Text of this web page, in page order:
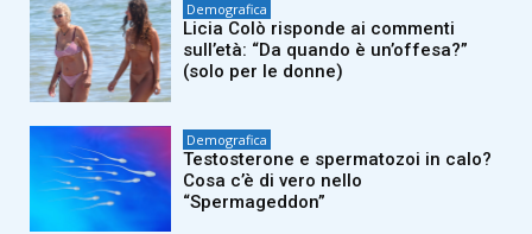
Demografica
Licia Colò risponde ai commenti
sull’età: “Da quando è un’offesa?”
(solo per le donne)
Demografica
Testosterone e spermatozoi in calo?
Cosa c’è di vero nello
“Spermageddon”